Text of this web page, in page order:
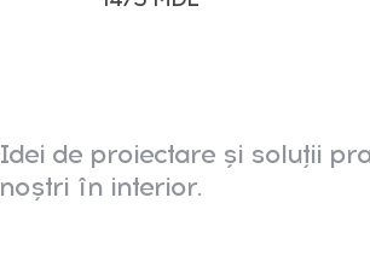
Idei de proiectare și soluții
noștri în interior.